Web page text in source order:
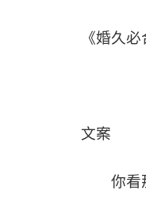
《婚久
文案
你看那